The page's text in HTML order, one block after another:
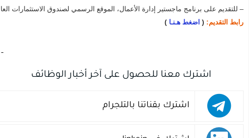
– للتقديم على برنامج ماجستير إدارة الأعمال، الموقع الرسمي لصندوق الاستثمارات
رابط التقديم: ( اضغط هـنـا )
-‏
اشترك معنا للحصول على آخر أخبار الوظائف
اشترك بقناتنا بالتلجرام